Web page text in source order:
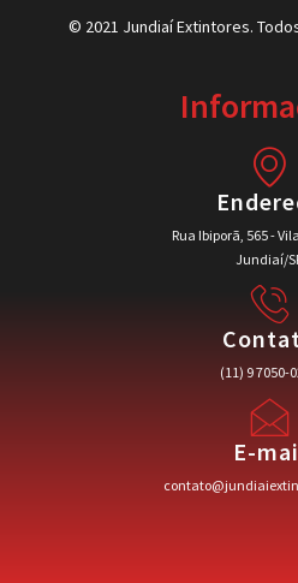
© 2021 Jundiaí Extintores.
Rua Ibiporã, 565 -
Jundiaí/
(11) 9 7050-
E-